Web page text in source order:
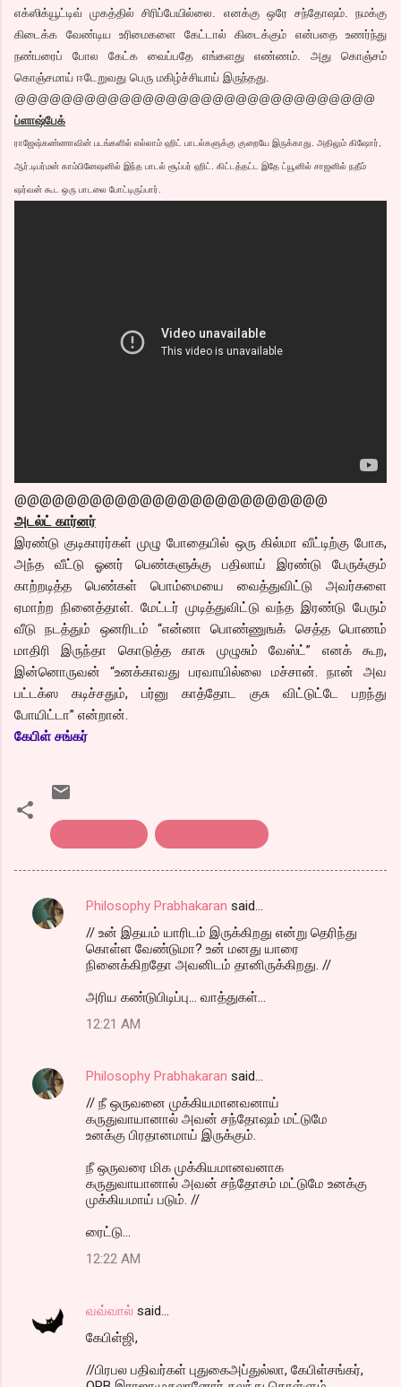
எக்ஸிக்யூட்டிவ் முகத்தில் சிரிப்பேயில்லை. எனக்கு ஒரே சந்தோஷம். நமக்கு
கிடைக்க வேண்டிய உரிமைகளை கேட்டால் கிடைக்கும் என்பதை உணர்ந்து
நண்பரைப் போல கேட்க வைப்பதே எங்களது எண்ணம். அது கொஞ்சம்
கொஞ்சமாய் ஈடேறுவது பெரு மகிழ்ச்சியாய் இருந்தது.
@@@@@@@@@@@@@@@@@@@@@@@@@@@@@@@
ப்ளாஷ்பேக்
ராஜேஷ்கண்ணாவின் படங்களில் எல்லாம் ஹிட் பாடல்களுக்கு குறையே இருக்காது. அதிலும் கிஷோர்,
ஆர்.டிபர்மன் காம்பினேஷனில் இந்த பாடல் சூப்பர் ஹிட். கிட்டத்தட்ட இதே ட்யூனில் சாஜனில் நதீம்
ஷர்வன் கூட ஒரு பாடலை போட்டிருப்பார்.
@@@@@@@@@@@@@@@@@@@@@@@@@
அடல்ட் கார்னர்
இரண்டு குடிகாரர்கள் முழு போதையில் ஒரு கில்மா வீட்டிற்கு போக,
அந்த வீட்டு ஓனர் பெண்களுக்கு பதிலாய் இரண்டு பேருக்கும்
காற்றடித்த பெண்கள் பொம்மையை வைத்துவிட்டு அவர்களை
ஏமாற்ற நினைத்தாள். மேட்டர் முடித்துவிட்டு வந்த இரண்டு பேரும்
வீடு நடத்தும் ஒனரிடம் “என்னா பொண்ணுஙக் செத்த பொணம்
மாதிரி இருந்தா கொடுத்த காசு முழுசும் வேஸ்ட்” எனக் கூற,
இன்னொருவன் “உனக்காவது பரவாயில்லை மச்சான். நான் அவ
பட்டக்ஸ கடிச்சதும், பர்னு காத்தோட குசு விட்டுட்டே பறந்து
போயிட்டா” என்றான்.
கேபிள் சங்கர்
C
s
Philosophy Prabhakaran said…
// உன் இதயம் யாரிடம் இருக்கிறது என்று தெரிந்து
கொள்ள வேண்டுமா? உன் மனது யாரை
நினைக்கிறதோ அவனிடம் தானிருக்கிறது. //
அரிய கண்டுபிடிப்பு... வாத்துகள்...
12:21 AM
Philosophy Prabhakaran said…
// நீ ஒருவனை முக்கியமானவனாய்
கருதுவாயானால் அவன் சந்தோஷம் மட்டுமே
உனக்கு பிரதானமாய் இருக்கும்.
நீ ஒருவரை மிக முக்கியமானவனாக
கருதுவாயானால் அவன் சந்தோசம் மட்டுமே உனக்கு
முக்கியமாய் படும். //
ரைட்டு...
12:22 AM
வவ்வால் said…
கேபிள்ஜி,
//பிரபல பதிவர்கள் புதுகைஅப்துல்லா, கேபிள்சங்கர்,